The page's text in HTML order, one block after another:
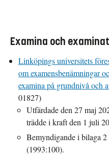
Examina och
Linköpings universitets
om examensbenämningar
examina på grundnivå och
01827)
Utfärdade den 27 maj
trädde i kraft den 1 juli
Bemyndigande i bilaga
(1993:100).